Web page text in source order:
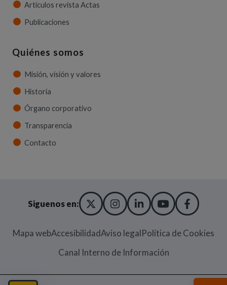
Artículos revista Actas
Publicaciones
Quiénes somos
Misión, visión y valores
Historia
Órgano corporativo
Transparencia
Contacto
Siguenos en: X TWITTER
(ABRE EN NUEVA
INSTAGRAM
(ABRE EN NUEVA
LINKEDIN
(ABRE EN
YOUTUBE
(ABRE EN
Mapa webAccesibilidadAviso legalPolítica de Cookies
Canal Interno de Información(Abre en